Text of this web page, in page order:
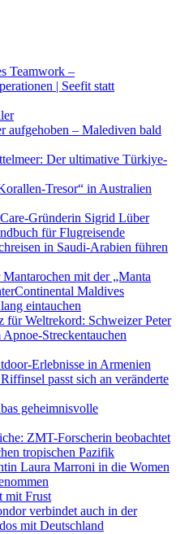
Teamwork –
| Seefit statt
aufgehoben – Malediven bald
Der ultimative Türkiye-
Tresor“ in Australien
Gründerin Sigrid Lüber
für Flugreisende
in Saudi-Arabien führen
mit der „Manta
Maldives
eintauchen
für Weltrekord: Schweizer Peter
Streckentauchen
Erlebnisse in Armenien
passt sich an veränderte
geheimnisvolle
ZMT-Forscherin beobachtet
tropischen Pazifik
Laura Marroni in die Women
mit Frust
verbindet auch in der
mit Deutschland